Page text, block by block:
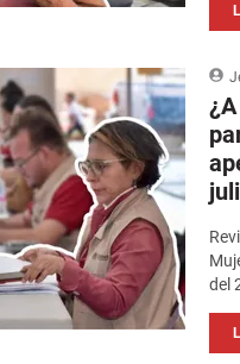
del